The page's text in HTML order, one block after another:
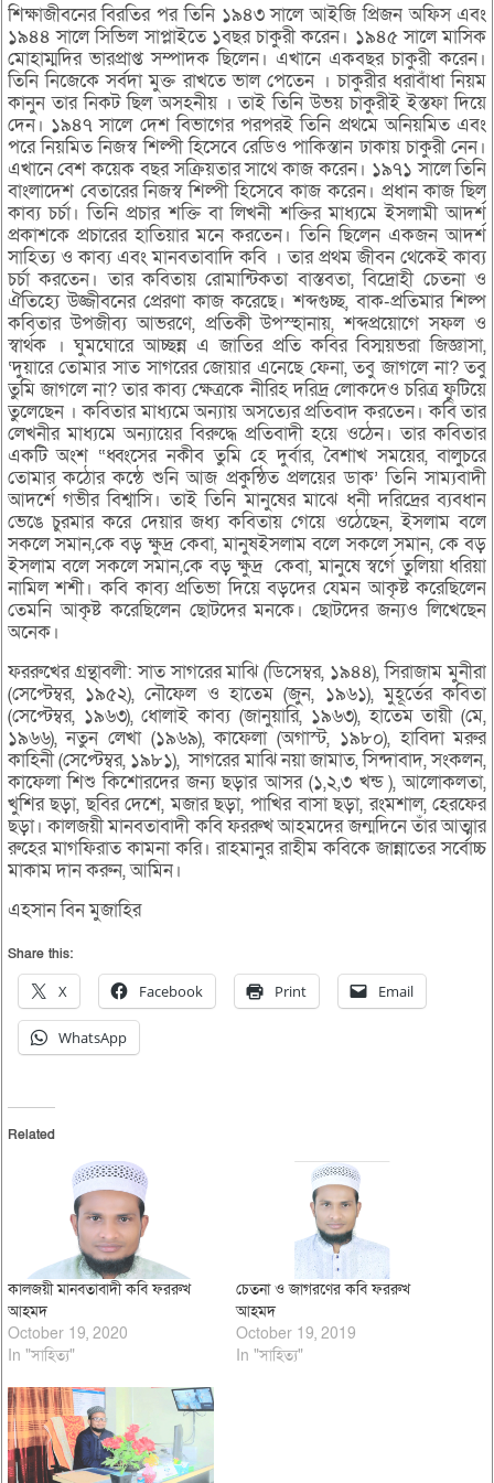
শিক্ষাজীবনের বিরতির পর তিনি ১৯৪৩ সালে আইজি প্রিজন অফিস এবং
১৯৪৪ সালে সিভিল সাপ্লাইতে ১বছর চাকুরী করেন। ১৯৪৫ সালে মাসিক
মোহাম্মদির ভারপ্রাপ্ত সম্পাদক ছিলেন। এখানে একবছর চাকুরী করেন।
তিনি নিজেকে সর্বদা মুক্ত রাখতে ভাল পেতেন । চাকুরীর ধরাবাঁধা নিয়ম
কানুন তার নিকট ছিল অসহনীয় । তাই তিনি উভয় চাকুরীই ইস্তফা দিয়ে
দেন। ১৯৪৭ সালে দেশ বিভাগের পরপরই তিনি প্রথমে অনিয়মিত এবং
পরে নিয়মিত নিজস্ব শিল্পী হিসেবে রেডিও পাকিস্তান ঢাকায় চাকুরী নেন।
এখানে বেশ কয়েক বছর সক্রিয়তার সাথে কাজ করেন। ১৯৭১ সালে তিনি
বাংলাদেশ বেতারের নিজস্ব শিল্পী হিসেবে কাজ করেন। প্রধান কাজ ছিল
কাব্য চর্চা। তিনি প্রচার শক্তি বা লিখনী শক্তির মাধ্যমে ইসলামী আদর্শ
প্রকাশকে প্রচারের হাতিয়ার মনে করতেন। তিনি ছিলেন একজন আদর্শ
সাহিত্য ও কাব্য এবং মানবতাবাদি কবি । তার প্রথম জীবন থেকেই কাব্য
চর্চা করতেন। তার কবিতায় রোমান্টিকতা বাস্তবতা, বিদ্রোহী চেতনা ও
ঐতিহ্যে উজ্জীবনের প্রেরণা কাজ করেছে। শব্দগুচ্ছ, বাক-প্রতিমার শিল্প
কবিতার উপজীব্য আভরণে, প্রতিকী উপস্হানায়, শব্দপ্রয়োগে সফল ও
স্বার্থক । ঘুমঘোরে আচ্ছন্ন এ জাতির প্রতি কবির বিস্ময়ভরা জিজ্ঞাসা,
‘দুয়ারে তোমার সাত সাগরের জোয়ার এনেছে ফেনা, তবু জাগলে না? তবু
তুমি জাগলে না? তার কাব্য ক্ষেত্রকে নীরিহ দরিদ্র লোকদেও চরিত্র ফুটিয়ে
তুলেছেন । কবিতার মাধ্যমে অন্যায় অসত্যের প্রতিবাদ করতেন। কবি তার
লেখনীর মাধ্যমে অন্যায়ের বিরুদ্ধে প্রতিবাদী হয়ে ওঠেন। তার কবিতার
একটি অংশ “ধ্বংসের নকীব তুমি হে দুর্বার, বৈশাখ সময়ের, বালুচরে
তোমার কঠোর কন্ঠে শুনি আজ প্রকুন্ঠিত প্রলয়ের ডাক’ তিনি সাম্যবাদী
আদর্শে গভীর বিশ্বাসি। তাই তিনি মানুষের মাঝে ধনী দরিদ্রের ব্যবধান
ভেঙে চুরমার করে দেয়ার জধ্য কবিতায় গেয়ে ওঠেছেন, ইসলাম বলে
সকলে সমান,কে বড় ক্ষুদ্র কেবা, মানুষইসলাম বলে সকলে সমান, কে বড়
ইসলাম বলে সকলে সমান,কে বড় ক্ষুদ্র কেবা, মানুষে স্বর্গে তুলিয়া ধরিয়া
নামিল শশী। কবি কাব্য প্রতিভা দিয়ে বড়দের যেমন আকৃষ্ট করেছিলেন
তেমনি আকৃষ্ট করেছিলেন ছোটদের মনকে। ছোটদের জন্যও লিখেছেন
অনেক।
ফররুখের গ্রন্থাবলী: সাত সাগরের মাঝি (ডিসেম্বর, ১৯৪৪), সিরাজাম মুনীরা
(সেপ্টেম্বর, ১৯৫২), নৌফেল ও হাতেম (জুন, ১৯৬১), মুহূর্তের কবিতা
(সেপ্টেম্বর, ১৯৬৩), ধোলাই কাব্য (জানুয়ারি, ১৯৬৩), হাতেম তায়ী (মে,
১৯৬৬), নতুন লেখা (১৯৬৯), কাফেলা (অগাস্ট, ১৯৮০), হাবিদা মরুর
কাহিনী (সেপ্টেম্বর, ১৯৮১), সাগরের মাঝি নয়া জামাত, সিন্দাবাদ, সংকলন,
কাফেলা শিশু কিশোরদের জন্য ছড়ার আসর (১,২,৩ খন্ড ), আলোকলতা,
খুশির ছড়া, ছবির দেশে, মজার ছড়া, পাখির বাসা ছড়া, রংমশাল, হেরফের
ছড়া। কালজয়ী মানবতাবাদী কবি ফররুখ আহমদের জন্মদিনে তাঁর আত্মার
রুহের মাগফিরাত কামনা করি। রাহমানুর রাহীম কবিকে জান্নাতের সর্বোচ্চ
মাকাম দান করুন, আমিন।
এহসান বিন মুজাহির
Share this:
X Facebook Print Email
WhatsApp
Related
কালজয়ী মানবতাবাদী কবি ফররুখ
আহমদ
October 19, 2020
In "সাহিত্য"
চেতনা ও জাগরণের কবি ফররুখ
আহমদ
October 19, 2019
In "সাহিত্য"